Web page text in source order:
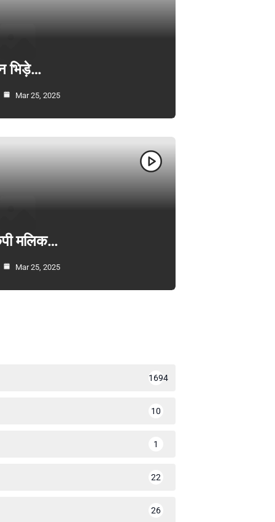
भिड़े…
Mar 25, 2025
मलिक…
Mar 25, 2025
1694
10
1
22
26